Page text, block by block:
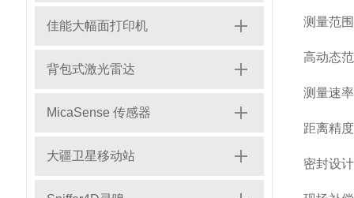
佳能大幅面打印机
背包式激光雷达
MicaSense 传感器
大疆卫星移动站
测量范
高动态
测量速
距离精
密封设